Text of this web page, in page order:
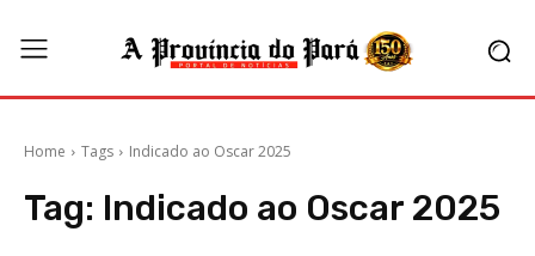
Home Tags Indicado ao Oscar 2025
Tag: Indicado ao Oscar 2025